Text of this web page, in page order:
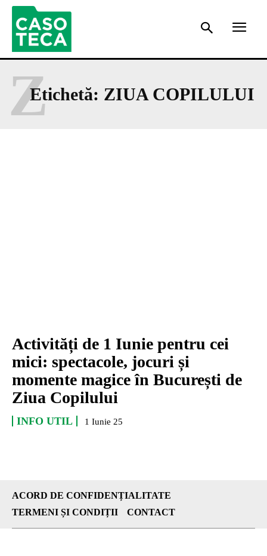
Etichetă: ZIUA COPILULUI
Z
Activități de 1 Iunie pentru cei
mici: spectacole, jocuri și
momente magice în București de
Ziua Copilului
INFO UTIL 1 Iunie 25
ACORD DE CONFIDENȚIALITATE
TERMENI ȘI CONDIȚII
CONTACT